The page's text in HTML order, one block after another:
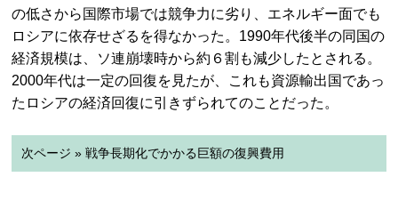
の低さから国際市場では競争力に劣り、エネルギー面でも
ロシアに依存せざるを得なかった。1990年代後半の同国の
経済規模は、ソ連崩壊時から約６割も減少したとされる。
2000年代は一定の回復を見たが、これも資源輸出国であっ
たロシアの経済回復に引きずられてのことだった。
次ページ » 戦争長期化でかかる巨額の復興費用